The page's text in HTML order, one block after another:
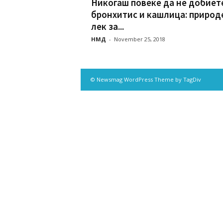
Никогаш повеќе да не
бpонхитис и кашлица:
лек за...
НМД - November 25, 2018
© Newsmag WordPress Theme by TagDiv